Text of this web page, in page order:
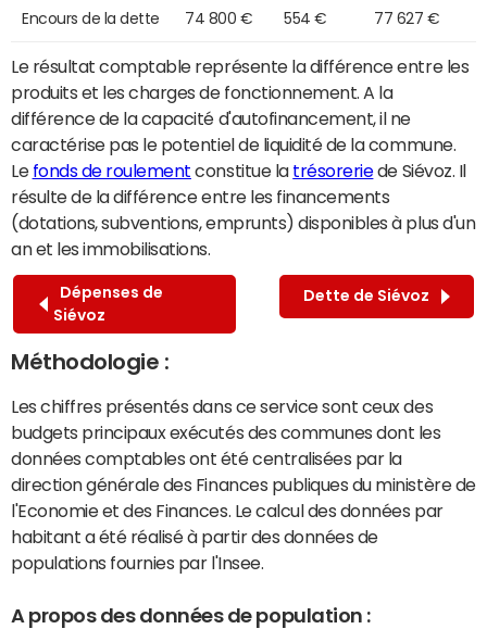
Encours de la dette 74 800 € 554 € 77 627 €
Le résultat comptable représente la différence entre les
produits et les charges de fonctionnement. A la
différence de la capacité d'autofinancement, il ne
caractérise pas le potentiel de liquidité de la commune.
Le fonds de roulement constitue la trésoreriede Siévoz. Il
résulte de la différence entre les financements
(dotations, subventions, emprunts) disponibles à plus d'un
an et les immobilisations.
Dépenses de
Siévoz
Dette de Siévoz
Méthodologie :
Les chiffres présentés dans ce service sont ceux des
budgets principaux exécutés des communes dont les
données comptables ont été centralisées par la
direction générale des Finances publiques du ministère de
l'Economie et des Finances. Le calcul des données par
habitant a été réalisé à partir des données de
populations fournies par l'Insee.
A propos des données de population :